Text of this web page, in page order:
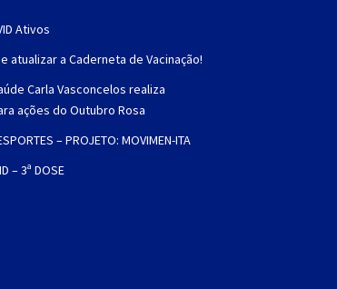
Ativos
atualizar a Caderneta de Vacinação!
Carla Vasconcelos realiza
ações do Outubro Rosa
– PROJETO: MOVIMEN-ITA
– 3ª DOSE